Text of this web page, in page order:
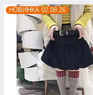
НОВИНКА 02.08.26